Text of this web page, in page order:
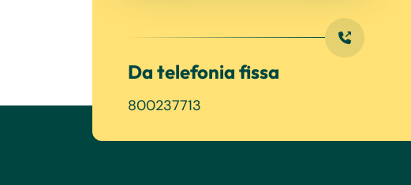
Da telefonia fissa
800237713